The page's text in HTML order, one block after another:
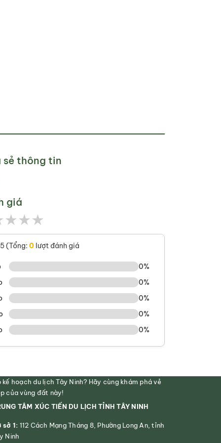
sẻ thông tin
giá
★★★
(Tổng:0 lượt đánh giá
0%
0%
0%
0%
0%
kế hoạch du lịch Tây Ninh? Hãy cùng khám phá vẻ
của vùng đất này!
TÂM XÚC TIẾN DU LỊCH TỈNH TÂY NINH
sở 1: 112 Cách Mạng Tháng 8, Phường Long An, tỉnh
Ninh